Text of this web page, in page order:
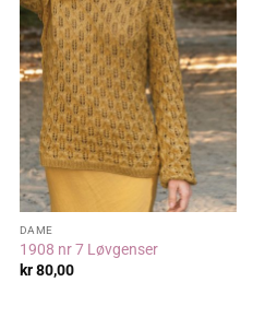
DAME
1908 nr 7 Løvgenser
kr80,00